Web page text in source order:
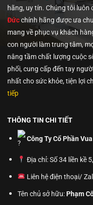
hãng, uy tín. Chúng tôiluôn
Đứcchính hãng được ưa
mang về phục vụ khách
con người làm trung tâm,
nâng tầm chất lượng cuộc
phối, cung cấp đến tay
nhất cho sức khỏe, tiện lợi
tiếp
THÔNG TIN CHI TIẾT
Công Ty Cổ Phần
Địa chỉ: Số 34 liền kề
Liên hệ điện thoại/
Tên chủ sở hữu:Phạm